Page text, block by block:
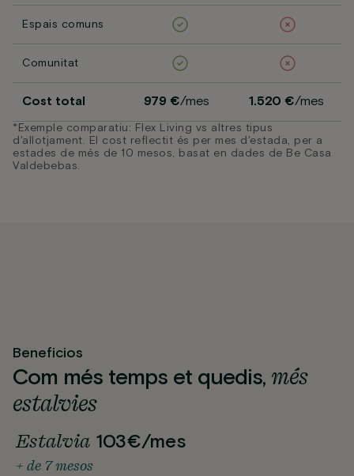
Espais comuns
Comunitat
Cost total 979 €/mes 1.520 €/mes
*Exemple comparatiu: Flex Living vs altres tipus
d'allotjament. El cost reflectit és per mes d'estada, per a
estades de més de 10 mesos, basat en dades de Be Casa
Valdebebas.
Beneficios
Com més temps et quedis,més
estalvies
Estalvia 103€/mes
+ de 7 mesos